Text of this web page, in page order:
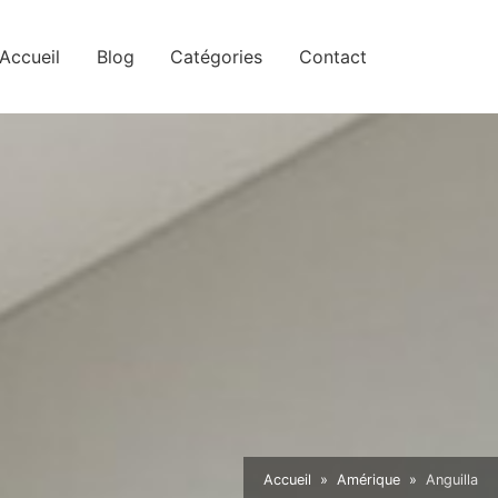
Accueil Blog Catégories Contact
Accueil Amérique Anguilla